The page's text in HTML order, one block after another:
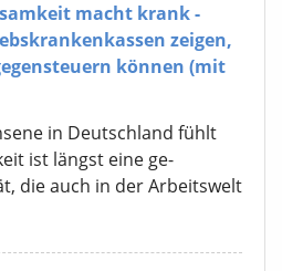
macht krank -
zeigen,
können (mit
in Deutschland fühlt
ist längst eine ge-
die auch in der Arbeitswelt